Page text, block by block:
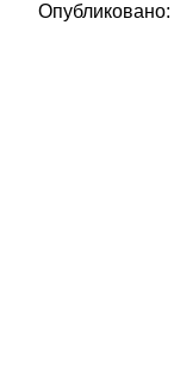
Опубликовано: